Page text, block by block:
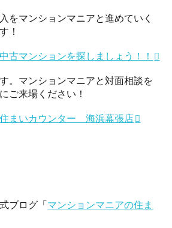
をマンションマニアと進めていく
！
古マンションを探しましょう！！
。マンションマニアと対面相談を
ご来場ください！
まいカウンター 海浜幕張店
ブログ「マンションマニアの住ま